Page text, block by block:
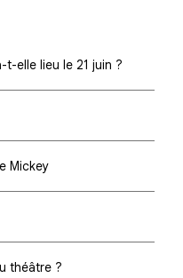
t-elle lieu le 21 juin ?
Mickey
théâtre ?